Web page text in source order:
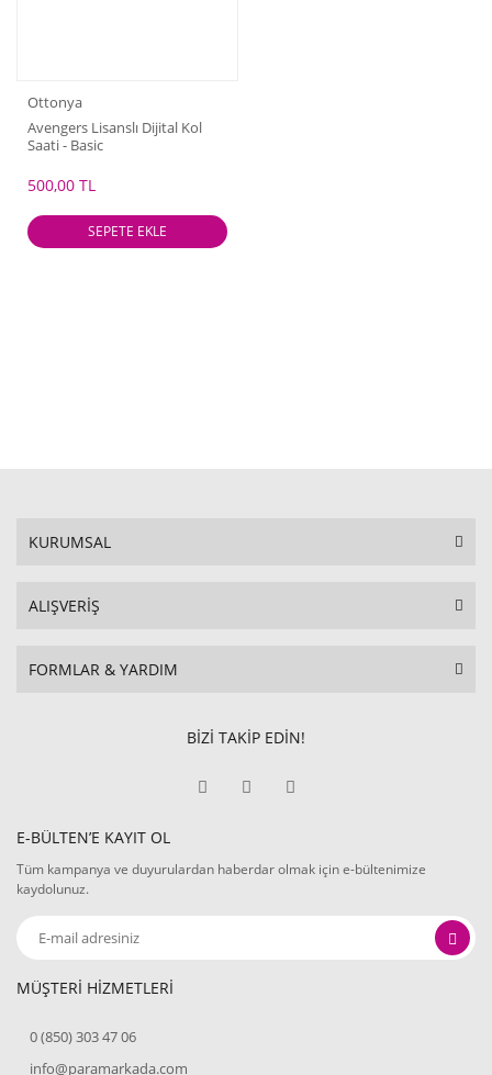
Ottonya
Avengers Lisanslı Dijital Kol
Saati - Basic
500,00 TL
SEPETE EKLE
KURUMSAL
ALIŞVERİŞ
FORMLAR & YARDIM
BİZİ TAKİP EDİN!
E-BÜLTEN’E KAYIT OL
Tüm kampanya ve duyurulardan haberdar olmak için e-bültenimize
kaydolunuz.
MÜŞTERİ HİZMETLERİ
0 (850) 303 47 06
info@paramarkada.com